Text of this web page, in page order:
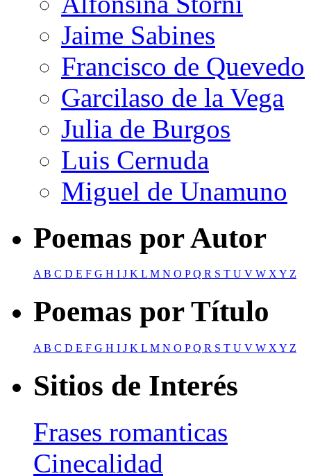
Jaime Sabines
Francisco de Quevedo
Garcilaso de la Vega
Julia de Burgos
Luis Cernuda
Miguel de Unamuno
Poemas por Autor
AB C D E F G H I J K L M N O PQ R S T U V W XY Z
Poemas por Título
A B C D E F G H I J K L M N O PQ R S T U V W X Y Z
Sitios de Interés
Frases romanticas
Cinecalidad